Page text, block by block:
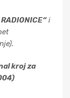
i
kroj za